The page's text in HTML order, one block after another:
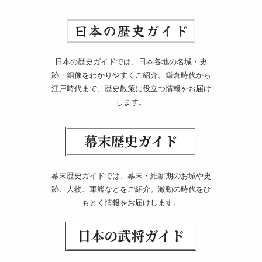
日本の歴史ガイドでは、日本各地の名城・史
跡・銅像をわかりやすくご紹介。鎌倉時代から
江戸時代まで、歴史散策に役立つ情報をお届け
します。
幕末歴史ガイドでは、幕末・維新期のお城や史
跡、人物、軍艦などをご紹介。激動の時代をひ
もとく情報をお届けします。